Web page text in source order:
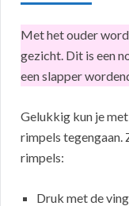
Met het ouder
gezicht. Dit is een
een slapper
Gelukkig kun je
rimpels tegengaan.
rimpels:
Druk met de